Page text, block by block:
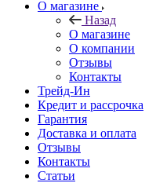
О магазине
Назад
О магазине
О компании
Отзывы
Контакты
Трейд-Ин
Кредит и рассрочка
Гарантия
Доставка и оплата
Отзывы
Контакты
Статьи